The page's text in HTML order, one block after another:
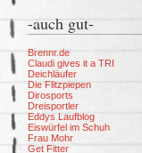
-auch gut-
Brennr.de
Claudi gives it a TRI
Deichläufer
Die Flitzpiepen
Dirosports
Dreisportler
Eddys Laufblog
Eiswürfel im Schuh
Frau Mohr
Get Fitter